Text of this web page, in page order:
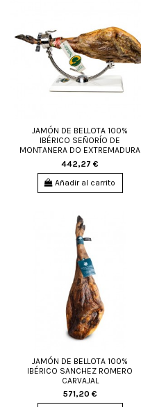
JAMÓN DE BELLOTA 100%
IBÉRICO SEÑORÍO DE
MONTANERA DO EXTREMADURA
442,27 €
Añadir al carrito
JAMÓN DE BELLOTA 100%
IBÉRICO SANCHEZ ROMERO
CARVAJAL
571,20 €